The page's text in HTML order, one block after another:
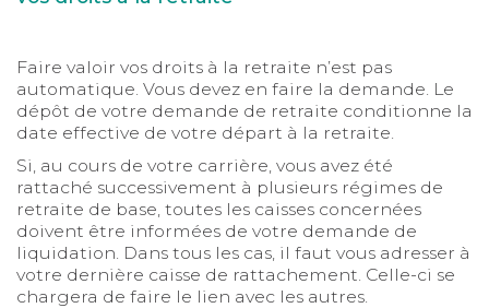
Faire valoir vos droits à la retraite n’est pas
automatique. Vous devez en faire la demande. Le
dépôt de votre demande de retraite conditionne la
date effective de votre départ à la retraite.
Si, au cours de votre carrière, vous avez été
rattaché successivement à plusieurs régimes de
retraite de base, toutes les caisses concernées
doivent être informées de votre demande de
liquidation. Dans tous les cas, il faut vous adresser à
votre dernière caisse de rattachement. Celle-ci se
chargera de faire le lien avec les autres.